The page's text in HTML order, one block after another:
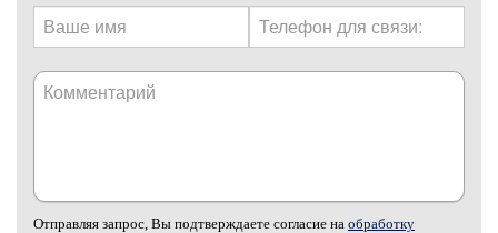
Отправляя запрос, Вы подтверждаете согласие на обработку